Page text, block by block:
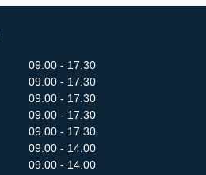
09.00 - 17.30
09.00 - 17.30
09.00 - 17.30
09.00 - 17.30
09.00 - 17.30
09.00 - 14.00
09.00 - 14.00